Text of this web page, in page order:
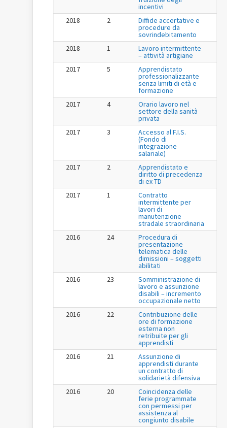
incentivi
2018
2 Diffide accertative e
procedure da
sovrindebitamento
2018
1 Lavoro intermittente
– attività artigiane
2017
5 Apprendistato
professionalizzante
senza limiti di età e
formazione
2017
4 Orario lavoro nel
settore della sanità
privata
2017
3 Accesso al F.I.S.
(Fondo di
integrazione
salariale)
2017
2 Apprendistato e
diritto di precedenza
di ex TD
2017
1 Contratto
intermittente per
lavori di
manutenzione
stradale straordinaria
2016
24 Procedura di
presentazione
telematica delle
dimissioni – soggetti
abilitati
2016
23 Somministrazione di
lavoro e assunzione
disabili – incremento
occupazionale netto
2016
22 Contribuzione delle
ore di formazione
esterna non
retribuite per gli
apprendisti
2016
21 Assunzione di
apprendisti durante
un contratto di
solidarietà difensiva
2016
20 Coincidenza delle
ferie programmate
con permessi per
assistenza al
congiunto disabile